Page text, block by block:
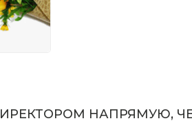
НАПРЯМУЮ,